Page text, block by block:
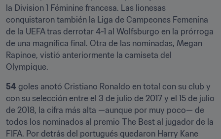
la Division 1 Féminine francesa. Las lionesas
conquistaron también la Liga de Campeones Femenina
de la UEFA tras derrotar 4-1 al Wolfsburgo en la prórroga
de una magnífica final. Otra de las nominadas, Megan
Rapinoe, vistió anteriormente la camiseta del
Olympique.
54 goles anotó Cristiano Ronaldo en total con su club y
con su selección entre el 3 de julio de 2017 y el 15 de julio
de 2018, la cifra más alta —aunque por muy poco— de
todos los nominados al premio The Best al jugador de la
FIFA. Por detrás del portugués quedaron Harry Kane